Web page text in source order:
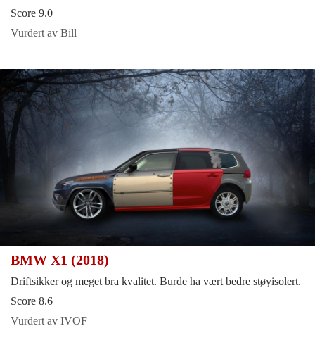
Score 9.0
Vurdert av Bill
BMW X1 (2018)
Driftsikker og meget bra kvalitet. Burde ha vært bedre støyisolert.
Score 8.6
Vurdert av IVOF